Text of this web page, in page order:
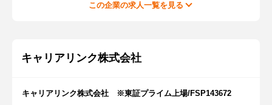
この企業の求人一覧を見る
キャリアリンク株式会社
キャリアリンク株式会社 ※東証プライム上場/FSP143672